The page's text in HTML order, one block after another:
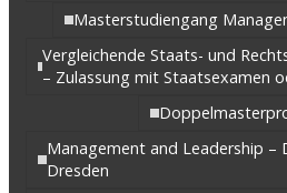
Masterstudiengang
Vergleichende Staats- und
– Zulassung mit Staatsexamen
Management and Leadership –
Dresden